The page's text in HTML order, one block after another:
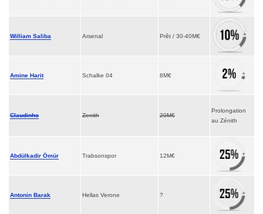
William Saliba Arsenal Prêt / 30-40M€
Amine Harit Schalke 04 8M€
Claudinho Zenith 20M€
Prolongation
au Zénith
Abdülkadir Ömür Trabsonspor 12M€
Antonin Barak Hellas Verone ?